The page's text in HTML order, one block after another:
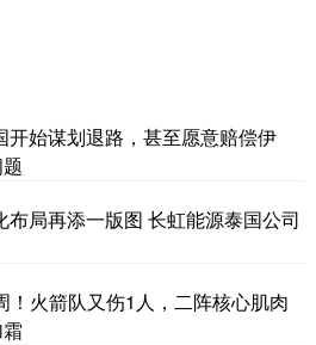
开始谋划退路，甚至愿意赔偿伊
局再添一版图 长虹能源泰国公司
！火箭队又伤1人，二阵核心肌肉